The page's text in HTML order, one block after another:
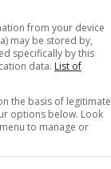
grande
di Parigi è
from your device
may be stored by,
specifically by this
data. List of
the basis of legitimate
options below. Look
to manage or